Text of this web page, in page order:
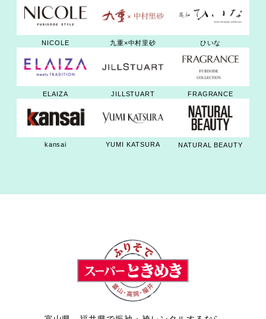
NICOLE 九重×中村里砂 ひいな
ELAIZA JILLSTUART FRAGRANCE
kansai YUMI KATSURA NATURAL BEAUTY